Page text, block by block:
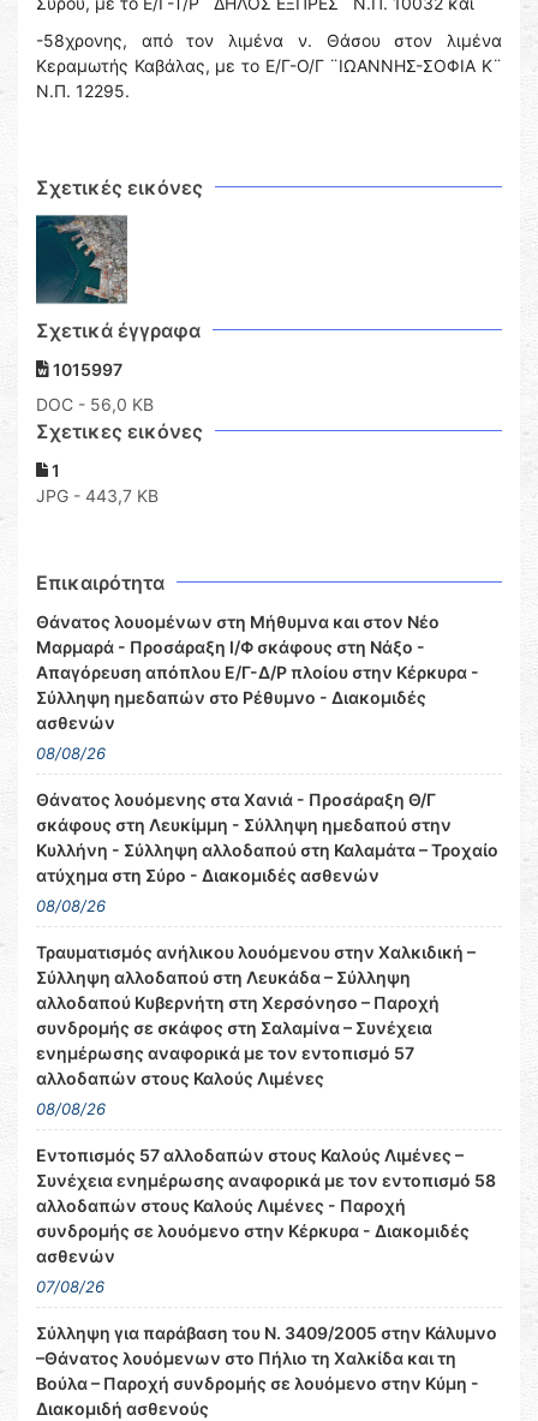
-58χρονης, από τον λιμένα ν. Θάσου στον λιμένα
Κεραμωτής Καβάλας, με το Ε/Γ-Ο/Γ ¨ΙΩΑΝΝΗΣ-ΣΟΦΙΑ Κ¨
Ν.Π. 12295.
Σχετικές εικόνες
Σχετικά έγγραφα
1015997
DOC - 56,0 KB
Σχετικες εικόνες
1
JPG - 443,7 KB
Επικαιρότητα
Θάνατος λουομένων στη Μήθυμνα και στον Νέο
Μαρμαρά - Προσάραξη Ι/Φ σκάφους στη Νάξο -
Απαγόρευση απόπλου Ε/Γ-Δ/Ρ πλοίου στην Κέρκυρα -
Σύλληψη ημεδαπών στο Ρέθυμνο - Διακομιδές
ασθενών
08/08/26
Θάνατος λουόμενης στα Χανιά - Προσάραξη Θ/Γ
σκάφους στη Λευκίμμη - Σύλληψη ημεδαπού στην
Κυλλήνη - Σύλληψη αλλοδαπού στη Καλαμάτα – Τροχαίο
ατύχημα στη Σύρο - Διακομιδές ασθενών
08/08/26
Τραυματισμός ανήλικου λουόμενου στην Χαλκιδική –
Σύλληψη αλλοδαπού στη Λευκάδα – Σύλληψη
αλλοδαπού Κυβερνήτη στη Χερσόνησο – Παροχή
συνδρομής σε σκάφος στη Σαλαμίνα – Συνέχεια
ενημέρωσης αναφορικά με τον εντοπισμό 57
αλλοδαπών στους Καλούς Λιμένες
08/08/26
Εντοπισμός 57 αλλοδαπών στους Καλούς Λιμένες –
Συνέχεια ενημέρωσης αναφορικά με τον εντοπισμό 58
αλλοδαπών στους Καλούς Λιμένες - Παροχή
συνδρομής σε λουόμενο στην Κέρκυρα - Διακομιδές
ασθενών
07/08/26
Σύλληψη για παράβαση του Ν. 3409/2005 στην Κάλυμνο
–Θάνατος λουόμενων στο Πήλιο τη Χαλκίδα και τη
Βούλα – Παροχή συνδρομής σε λουόμενο στην Κύμη -
Διακομιδή ασθενούς